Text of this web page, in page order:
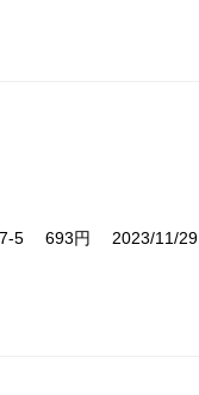
5 693円 2023/11/29